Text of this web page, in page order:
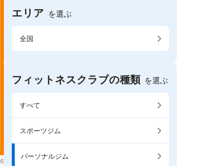
エリア を選ぶ
全国
フィットネスクラブの種類 を選ぶ
すべて
スポーツジム
パーソナルジム